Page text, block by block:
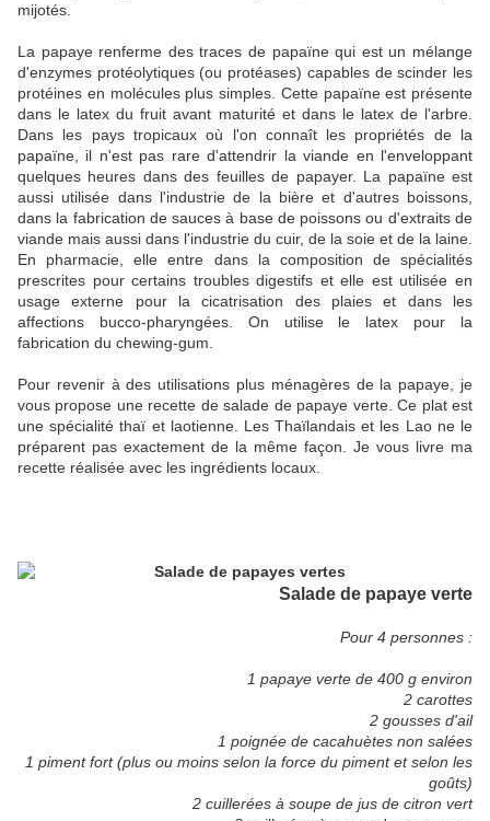
mijotés.
La papaye renferme des traces de papaïne qui est un mélange
d'enzymes protéolytiques (ou protéases) capables de scinder les
protéines en molécules plus simples. Cette papaïne est présente
dans le latex du fruit avant maturité et dans le latex de l'arbre.
Dans les pays tropicaux où l'on connaît les propriétés de la
papaïne, il n'est pas rare d'attendrir la viande en l'enveloppant
quelques heures dans des feuilles de papayer. La papaïne est
aussi utilisée dans l'industrie de la bière et d'autres boissons,
dans la fabrication de sauces à base de poissons ou d'extraits de
viande mais aussi dans l'industrie du cuir, de la soie et de la laine.
En pharmacie, elle entre dans la composition de spécialités
prescrites pour certains troubles digestifs et elle est utilisée en
usage externe pour la cicatrisation des plaies et dans les
affections bucco-pharyngées. On utilise le latex pour la
fabrication du chewing-gum.
Pour revenir à des utilisations plus ménagères de la papaye, je
vous propose une recette de salade de papaye verte. Ce plat est
une spécialité thaï et laotienne. Les Thaïlandais et les Lao ne le
préparent pas exactement de la même façon. Je vous livre ma
recette réalisée avec les ingrédients locaux.
Salade de papaye verte
Pour 4 personnes :
1 papaye verte de 400 g environ
2 carottes
2 gousses d'ail
1 poignée de cacahuètes non salées
1 piment fort (plus ou moins selon la force du piment et selon les
goûts)
2 cuillerées à soupe de jus de citron vert